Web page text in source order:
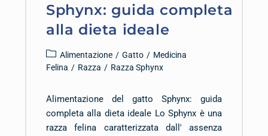
Sphynx: guida completa
alla dieta ideale
Alimentazione / Gatto / Medicina
Felina / Razza / Razza Sphynx
Alimentazione del gatto Sphynx: guida
completa alla dieta ideale Lo Sphynx è una
razza felina caratterizzata dall' assenza